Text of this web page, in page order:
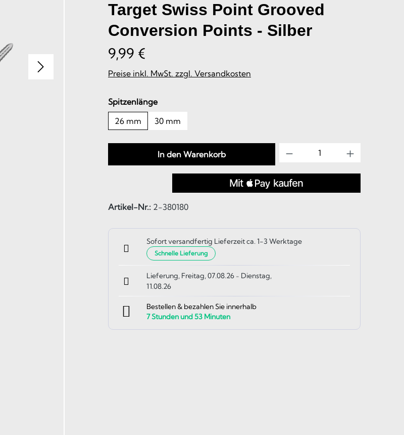
Target Swiss Point Grooved
Conversion Points - Silber
9,99 €
Preise inkl. MwSt. zzgl. Versandkosten
Spitzenlängeauswählen
26 mm
30 mm
Produkt Anzahl: Gib
In den Warenkorb
Artikel-Nr.: 2-380180
Sofort versandfertig Lieferzeit ca. 1-3 Werktage
Schnelle Lieferung
Lieferung, Freitag, 07.08.26 - Dienstag,
11.08.26
Bestellen & bezahlen Sie innerhalb
7Stunden und53 Minuten